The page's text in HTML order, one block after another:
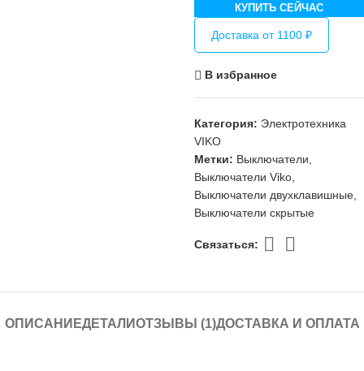
КУПИТЬ СЕЙЧАС
Доставка от 1100 ₽
В избранное
Категория: Электротехника
VIKO
Метки: Выключатели
Выключатели Viko,
Выключатели двухклавишные,
Выключатели скрытые
Связаться:
ОПИСАНИЕДЕТАЛИОТЗЫВЫ (1)ДОСТАВКА И ОПЛАТА